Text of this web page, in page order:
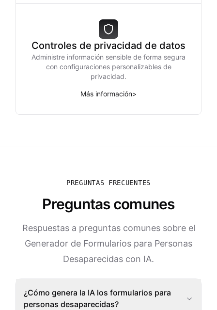
Controles de privacidad de datos
Administre información sensible de forma segura
con configuraciones personalizables de
privacidad.
Más información>
PREGUNTAS FRECUENTES
Preguntas comunes
Respuestas a preguntas comunes sobre el
Generador de Formularios para Personas
Desaparecidas con IA.
¿Cómo genera la IA los formularios para
personas desaparecidas?